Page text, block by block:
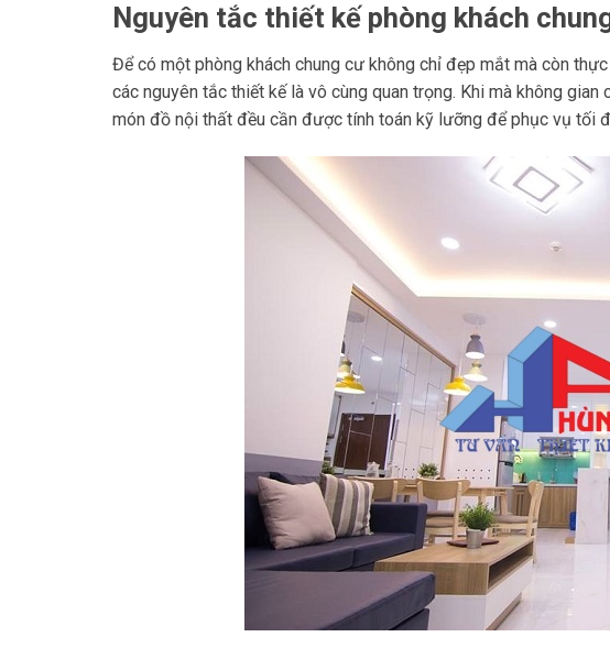
Nguyên tắc thiết kế phòng khách
Để có một phòng khách chung cư không chỉ đẹp mắt mà còn
các nguyên tắc thiết kế là vô cùng quan trọng. Khi mà không
món đồ nội thất đều cần được tính toán kỹ lưỡng để phục vụ tối